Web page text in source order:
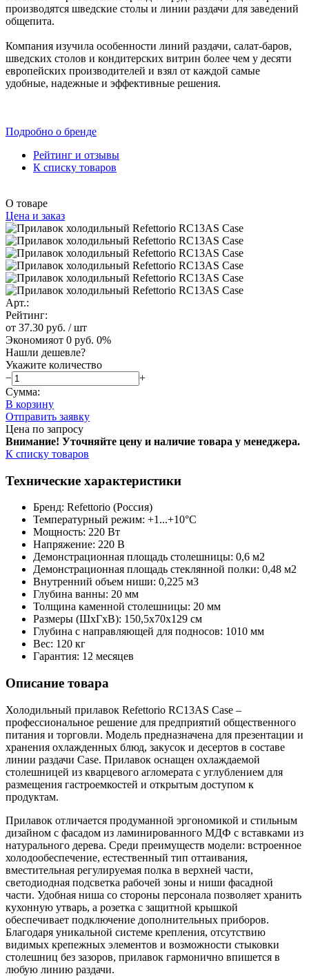
производятся шведские столы и линии раздачи для заведений
общепита.
Компания изучила особенности линий раздачи, салат-баров,
шведских столов и кондитерских витрин более чем у десяти
европейских производителей и взял от каждой самые
удобные, надежные и эффективные решения.
Подробно о бренде
Рейтинг и отзывы
К списку товаров
О товаре
Цена и заказ
Арт.:
Рейтинг:
от 37.30 руб. / шт
Экономияот 0 руб. 0%
Нашли дешевле?
Укажите количество
−
+
Сумма:
В корзину
Отправить заявку
Цена по запросу
Внимание! Уточняйте цену и наличие товара у менеджера.
К списку товаров
Технические характеристики
Бренд: Refettorio (Россия)
Температурный режим: +1...+10°С
Мощность: 220 Вт
Напряжение: 220 В
Демонстрационная площадь столешницы: 0,6 м2
Демонстрационная площадь стеклянной полки: 0,48 м2
Внутренний объем ниши: 0,225 м3
Глубина ванны: 20 мм
Толщина каменной столешницы: 20 мм
Размеры (ШхГхВ): 150,5х70х129 см
Глубина с направляющей для подносов: 1010 мм
Вес: 120 кг
Гарантия: 12 месяцев
Описание товара
Холодильный прилавок Refettorio RС13AS Case –
профессиональное решение для предприятий общественного
питания и торговли. Модель предназначена для презентации и
хранения охлажденных блюд, закусок и десертов в составе
линии раздачи Case. Прилавок оснащен охлаждаемой
столешницей из кварцевого агломерата с углублением для
размещения гастроемкостей и открытым доступом к
продуктам.
Прилавок отличается продуманной эргономикой и стильным
дизайном с фасадом из ламинированного МДФ с вставками из
натурального дерева. Среди преимуществ модели: встроенное
холодообеспечение, естественный тип оттаивания,
вместительная регулируемая полка в верхней части,
светодиодная подсветка рабочей зоны и ниши фасадной
части. Удобная ниша со стороны персонала позволяет хранить
кухонную утварь, а розетка с защитной крышкой
обеспечивает подключение дополнительных приборов.
Благодаря уникальной системе крепления, отсутствию
видимых крепежных элементов и возможности стыковки
столешниц без зазоров, прилавок гармонично впишется в
любую линию раздачи.